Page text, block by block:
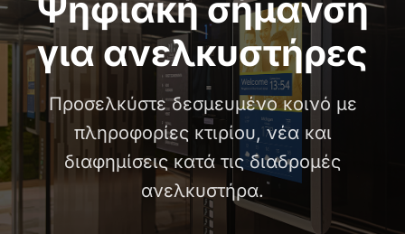
Ψηφιακή σήμανση
για ανελκυστήρες
Προσελκύστε δεσμευμένο κοινό με
πληροφορίες κτιρίου, νέα και
διαφημίσεις κατά τις διαδρομές
ανελκυστήρα.